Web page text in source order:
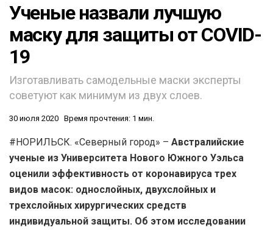
Ученые назвали лучшую
маску для защиты от COVID-
19
Изготавливать самодельные маски эксперты
советуют как минимум из двух слоев.
30 июля 2020 Время прочтения: 1 мин.
#НОРИЛЬСК. «Северный город» – Австралийские
ученые из Университета Нового Южного Уэльса
оценили эффективность от коронавируса трех
видов масок: однослойных, двухслойных и
трехслойных хирургических средств
индивидуальной защиты. Об этом исследовании